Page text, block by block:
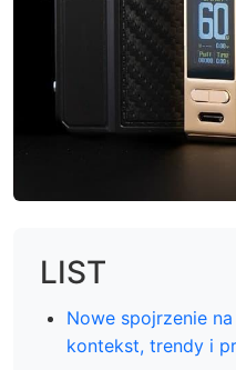
LIST
Nowe spojrzenie
kontekst, trendy i